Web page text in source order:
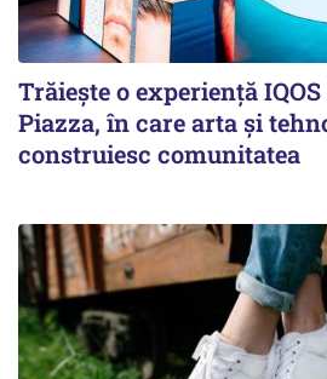
Trăiește o experiență
Piazza, în care arta și
construiesc comunitatea